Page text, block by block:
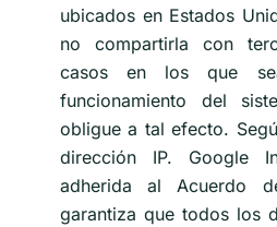
ubicados en Estados
no compartirla con
casos en los que
funcionamiento del
obligue a tal efecto.
dirección IP. Google
adherida al Acuerdo
garantiza que todos los